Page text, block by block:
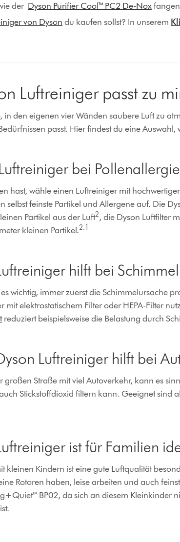
der Dyson Purifier Cool™ PC2 De-Noxfangen
von Dyson du kaufen sollst? In unserem
Luftreiniger passt zu
in den eigenen vier Wänden saubere Luft zu
passt. Hier findest du eine
bei
hast, wähle einen Luftreiniger mit
selbst feinste Partikel und Allergene auf. Die
Partikel aus der Luft2, die Dyson Luftfilter
kleinen Partikel.2.1
hilft bei
wichtig, immer zuerst die Schimmelursache
mit elektrostatischem Filter oder HEPA-Filter
reduziert beispielsweise die Belastung durch
Luftreiniger hilft bei
großen Straße mit viel Autoverkehr, kann es
Stickstoffdioxid filtern kann. Geeignet
ist für Familien
kleinen Kindern ist eine gute Luftqualität
Rotoren haben, leise arbeiten und auch
BP02, da sich an diesem Kleinkinder